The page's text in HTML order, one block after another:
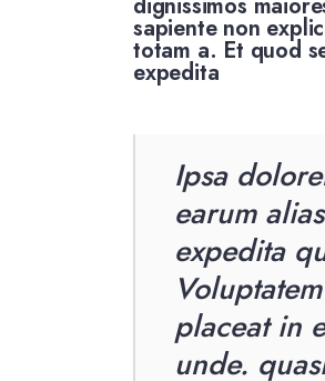
dignissimos
sapiente non
totam a. Et quod
expedita
Ipsa
earum alias
expedita
placeat in
unde.